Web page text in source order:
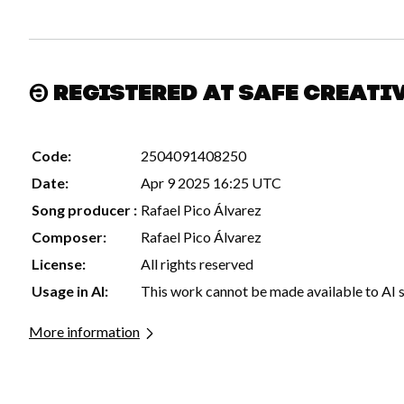
Registered at Safe
Code:
2504091408250
Date:
Apr 9 2025 16:25 UTC
Song producer : Rafael Pico Álvarez
Composer:
Rafael Pico Álvarez
License:
All rights reserved
Usage in AI:
This work cannot be made available to AI
More information